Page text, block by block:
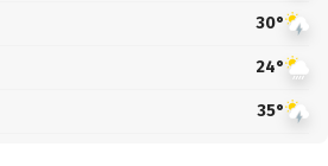
30°
24°
35°